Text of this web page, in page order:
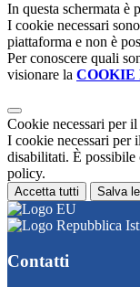
In questa schermata è
I cookie necessari
piattaforma e non è
Per conoscere quali
visionare la COOKIE
Cookie necessari per
I cookie necessari per
disabilitati. È possibile
policy.
Accetta tutti Salva
Contatti